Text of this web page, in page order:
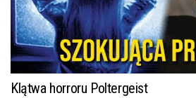
Klątwa horroru Poltergeist